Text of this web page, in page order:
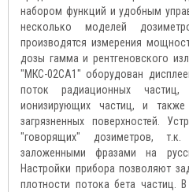
набором функций и удобным
несколько моделей
производятся измерения
дозы гамма и рентгеновского
"МКС-02СА1" оборудован
поток радиационных
ионизирующих частиц, и
загрязненных поверхностей.
"говорящих" дозиметров,
заложенными фразами на
Настройки прибора позволяют
плотности потока бета частиц.